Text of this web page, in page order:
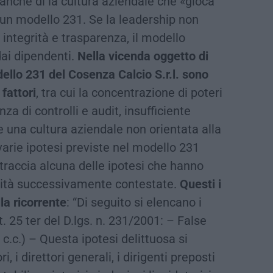
modello 231. Se la leadership non
e trasparenza, il modello
dipendenti. Nella vicenda oggetto di
231 del Cosenza Calcio S.r.l. sono
fattori, tra cui la concentrazione di poteri
di controlli e audit, insufficiente
una cultura aziendale non orientata alla
ipotesi previste nel modello 231
alcuna delle ipotesi che hanno
successivamente contestate. Questi i
ricorrente: “Di seguito si elencano i
25 ter del D.lgs. n. 231/2001: – False
– Questa ipotesi delittuosa si
i direttori generali, i dirigenti preposti